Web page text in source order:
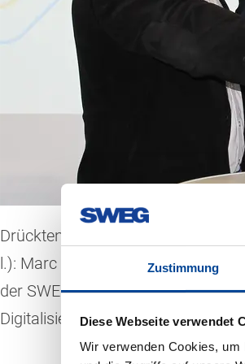
Zustimmung
Diese Webseite verwendet
Wir verwenden Cookies,
Drückten den symbolischen
l.): Marc Schaffert
der SWEG), SWEG-
Digitalisierung/ITCS/